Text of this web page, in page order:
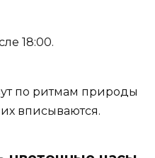
18:00.
по ритмам природы
вписываются.